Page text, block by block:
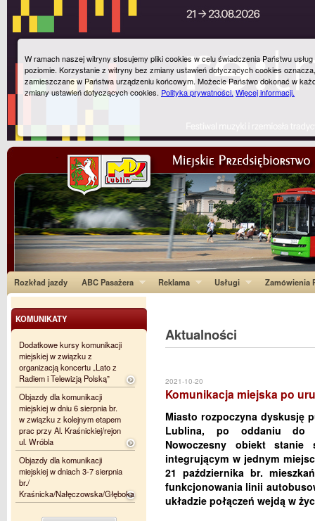
Rozkład jazdy ABC Pasażera Reklama Usługi Zamówienia
Aktualności
2021-10-20
Komunikacja miejska po
Miasto rozpoczyna dyskusję
Lublina, po oddaniu do
Nowoczesny obiekt stanie
integrującym w jednym
21 października br.
funkcjonowania linii
układzie połączeń wejdą w
KOMUNIKATY
Dodatkowe kursy komunikacji
miejskiej w związku z
organizacją koncertu „Lato z
Radiem i Telewizją Polską”
Objazdy dla komunikacji
miejskiej w dniu 6 sierpnia br.
w związku z kolejnym etapem
prac przy Al. Kraśnickiej/rejon
ul. Wróbla
Objazdy dla komunikacji
miejskiej w dniach 3-7 sierpnia
br./
Kraśnicka/Nałęczowska/Głęboka
W ramach naszej witryny stosujemy pliki cookies w celu świadczenia Państwu
poziomie. Korzystanie z witryny bez zmiany ustawień dotyczących cookies
zamieszczane w Państwa urządzeniu końcowym. Możecie Państwo dokonać w
zmiany ustawień dotyczących cookies. Polityka prywatności.Więcej informacji.